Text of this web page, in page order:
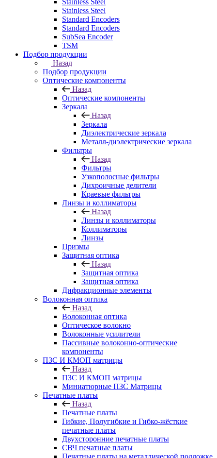
Stainless Steel
Stainless Steel
Standard Encoders
Standard Encoders
SubSea Encoder
TSM
Подбор продукции
Назад
Подбор продукции
Оптические компоненты
Назад
Оптические компоненты
Зеркала
Назад
Зеркала
Диэлектрические зеркала
Металл-диэлектрические зеркала
Фильтры
Назад
Фильтры
Узкополосные фильтры
Дихроичные делители
Краевые фильтры
Линзы и коллиматоры
Назад
Линзы и коллиматоры
Коллиматоры
Линзы
Призмы
Защитная оптика
Назад
Защитная оптика
Защитная оптика
Дифракционные элементы
Волоконная оптика
Назад
Волоконная оптика
Оптическое волокно
Волоконные усилители
Пассивные волоконно-оптические
компоненты
ПЗС И КМОП матрицы
Назад
ПЗС И КМОП матрицы
Миниатюрные ПЗС Матрицы
Печатные платы
Назад
Печатные платы
Гибкие, Полугибкие и Гибко-жёсткие
печатные платы
Двухсторонние печатные платы
СВЧ печатные платы
Печатные платы на металлической подложке